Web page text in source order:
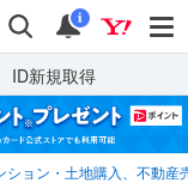
検索 通知
i
ID新規取得
ョン・土地購入、不動産